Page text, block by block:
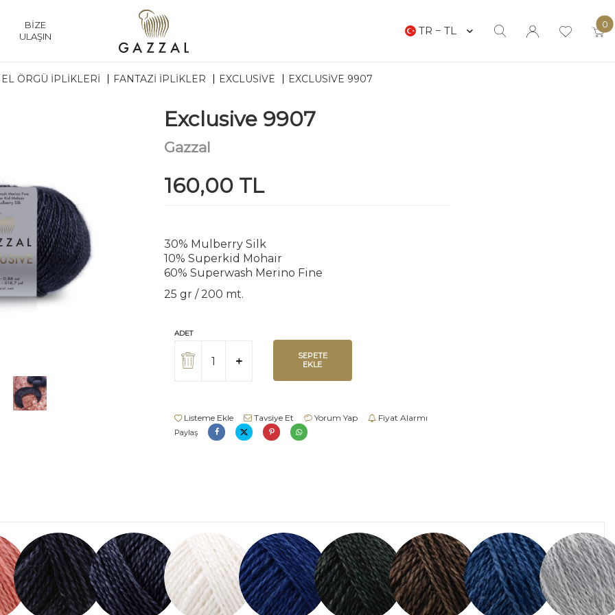
BİZE
ULAŞIN
TR − TL
0
EL ÖRGÜ İPLİKLERİ FANTAZI İPLIKLER EXCLUSIVE EXCLUSIVE 9907
Exclusive 9907
Gazzal
160,00 TL
30% Mulberry Silk
10% Superkid Mohair
60% Superwash Merino Fine
25 gr / 200 mt.
ADET
SEPETE
EKLE
Listeme Ekle Tavsiye Et Yorum Yap Fiyat Alarmı
Paylaş